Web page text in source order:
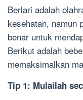
Berlari adalah
kesehatan, namun
benar untuk
Berikut adalah
memaksimalkan
Tip 1: Mulailah